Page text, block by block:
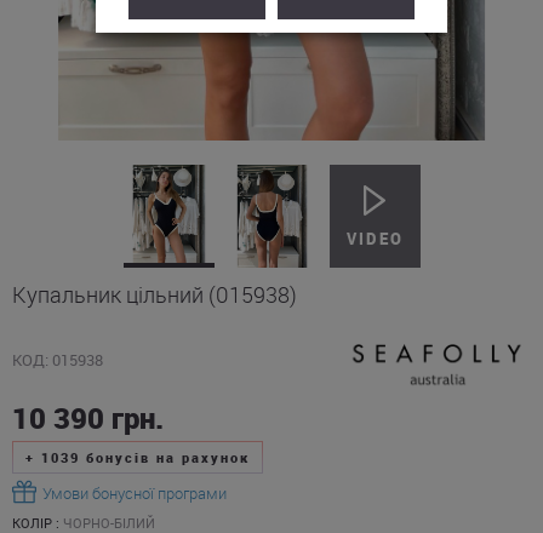
Купальник цільний (015938)
КОД: 015938
10 390 грн.
+ 1039 бонусів на рахунок
Умови бонусної програми
КОЛІР : ЧОРНО-БІЛИЙ